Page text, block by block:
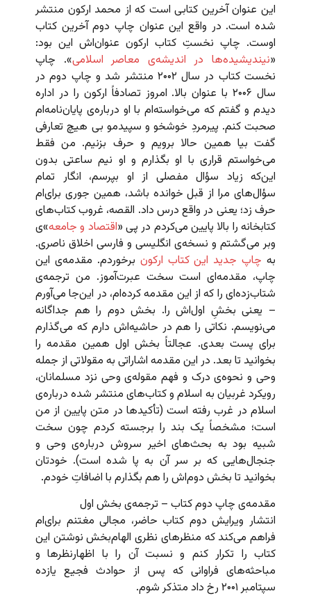
این عنوان آخرین کتابی است که از محمد ارکون منتشر
شده است. در واقع این عنوان چاپ دوم آخرین کتاب
اوست. چاپ نخستِ کتاب ارکون عنوان‌اش این بود:
«نیندیشیده‌ها در اندیشه‌ی معاصر اسلامی». چاپ
نخست کتاب در سال ۲۰۰۲ منتشر شد و چاپ دوم در
سال ۲۰۰۶ با عنوان بالا. امروز تصادفاً ارکون را در اداره
دیدم و گفتم که می‌خواسته‌ام با او درباره‌ی پایان‌نامه‌ام
صحبت کنم. پیرمردِ خوشخو و سپیدمو بی هیچ تعارفی
گفت بیا همین حالا برویم و حرف بزنیم. من فقط
می‌خواستم قراری با او بگذارم و او نیم ساعتی بدون
این‌که زیاد سؤال مفصلی از او بپرسم، انگار تمام
سؤال‌های مرا از قبل خوانده باشد، همین جوری برای‌ام
حرف زد؛ یعنی در واقع درس داد. القصه، غروب کتاب‌های
کتابخانه را بالا پایین می‌کردم در پی «اقتصاد و جامعه‌»ی
وبر می‌گشتم و نسخه‌ی انگلیسی و فارسی اخلاق ناصری.
به چاپ جدید این کتاب ارکون برخوردم. مقدمه‌ی این
چاپ، مقدمه‌ای است سخت عبرت‌آموز. من ترجمه‌ی
شتاب‌زده‌ای را که از این مقدمه کرده‌ام، در این‌جا می‌آورم
– یعنی بخشِ اول‌اش را. بخش دوم را هم جداگانه
می‌نویسم. نکاتی را هم در حاشیه‌اش دارم که می‌گذارم
برای پست بعدی. عجالتاً بخش اول همین مقدمه را
بخوانید تا بعد. در این مقدمه اشاراتی به مقولاتی از جمله
وحی و نحوه‌ی درک و فهم مقوله‌ی وحی نزد مسلمانان،
رویکرد غربیان به اسلام و کتاب‌های منتشر شده درباره‌ی
اسلام در غرب رفته است (تأکیدها در متن پایین از من
است؛ مشخصاً یک بند را برجسته کردم چون سخت
شبیه بود به بحث‌های اخیر سروش درباره‌ی وحی و
جنجال‌هایی که بر سر آن به پا شده است). خودتان
بخوانید تا بخش دوم‌اش را هم بگذارم با اضافاتِ خودم.
مقدمه‌ی چاپ دوم کتاب – ترجمه‌ی بخش اول
انتشار ویرایش دوم کتاب حاضر، مجالی مغتنم برای‌ام
فراهم می‌کند که منظرهای نظری الهام‌بخش نوشتن این
کتاب را تکرار کنم و نسبت آن را با اظهارنظرها و
مباحثه‌های فراوانی که پس از حوادث فجیع یازده
سپتامبر ۲۰۰۱ رخ داد متذکر شوم.